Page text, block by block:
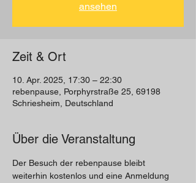
ansehen
Zeit & Ort
10. Apr. 2025, 17:30 – 22:30
rebenpause, Porphyrstraße 25, 69198
Schriesheim, Deutschland
Über die Veranstaltung
Der Besuch der rebenpause bleibt
weiterhin kostenlos und eine Anmeldung